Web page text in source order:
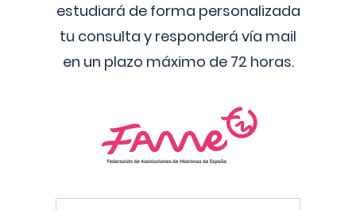
estudiará de forma personalizada
tu consulta y responderá vía mail
en un plazo máximo de 72 horas.